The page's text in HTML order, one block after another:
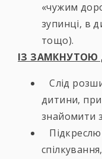
«чужим
зупинці, в
тощо).
ІЗ
Слід
дитини,
знайомити